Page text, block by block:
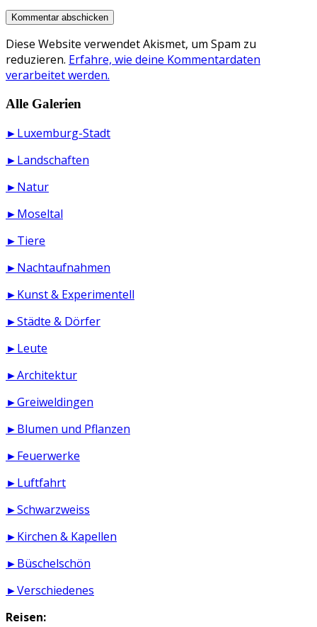
Diese Website verwendet Akismet, um Spam zu
reduzieren. Erfahre, wie deine Kommentardaten
verarbeitet werden.
Alle Galerien
►Luxemburg-Stadt
►Landschaften
►Natur
►Moseltal
►Tiere
►Nachtaufnahmen
►Kunst & Experimentell
►Städte & Dörfer
►Leute
►Architektur
►Greiweldingen
►Blumen und Pflanzen
►Feuerwerke
►Luftfahrt
►Schwarzweiss
►Kirchen & Kapellen
►Büschelschön
►Verschiedenes
Reisen: